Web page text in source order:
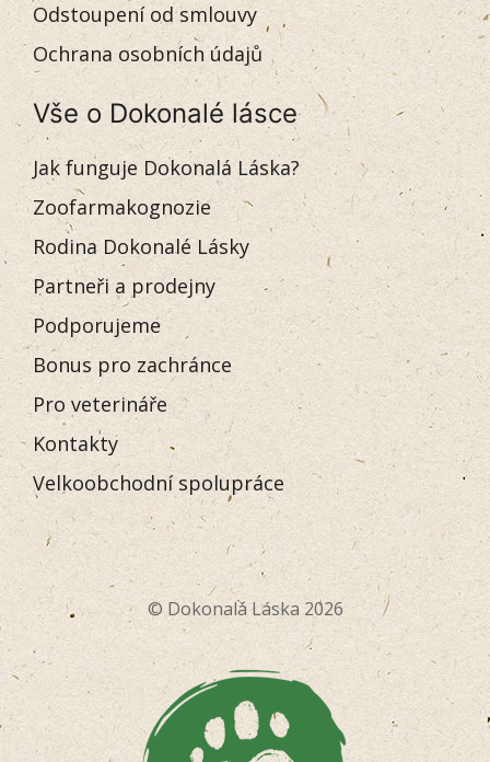
Odstoupení od smlouvy
Ochrana osobních údajů
Vše o Dokonalé lásce
Jak funguje Dokonalá Láska?
Zoofarmakognozie
Rodina Dokonalé Lásky
Partneři a prodejny
Podporujeme
Bonus pro zachránce
Pro veterináře
Kontakty
Velkoobchodní spolupráce
© Dokonalá Láska 2026